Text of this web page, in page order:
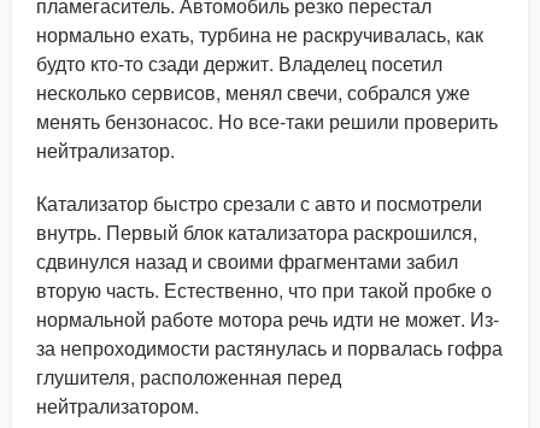
нормально ехать, турбина не раскручивалась, как
будто кто-то сзади держит. Владелец посетил
несколько сервисов, менял свечи, собрался уже
менять бензонасос. Но все-таки решили проверить
нейтрализатор.
Катализатор быстро срезали с авто и посмотрели
внутрь. Первый блок катализатора раскрошился,
сдвинулся назад и своими фрагментами забил
вторую часть. Естественно, что при такой пробке о
нормальной работе мотора речь идти не может. Из-
за непроходимости растянулась и порвалась гофра
глушителя, расположенная перед
нейтрализатором.